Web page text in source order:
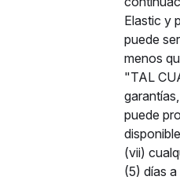
Elastic y
puede
menos
"TAL
puede
(vii)
(5) días